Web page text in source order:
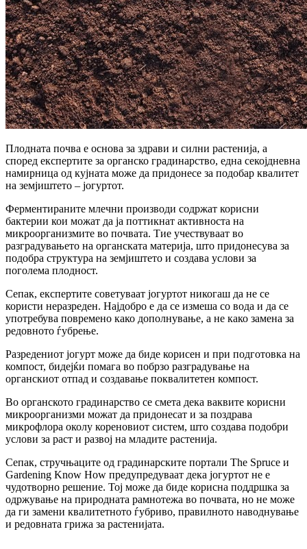
Плодната почва е основа за здрави и силни растенија, а
според експертите за органско градинарство, една секојдневна
намирница од кујната може да придонесе за подобар квалитет
на земјиштето – јогуртот.
Ферментираните млечни производи содржат корисни
бактерии кои можат да ја поттикнат активноста на
микроорганизмите во почвата. Тие учествуваат во
разградувањето на органската материја, што придонесува за
подобра структура на земјиштето и создава услови за
поголема плодност.
Сепак, експертите советуваат јогуртот никогаш да не се
користи неразреден. Најдобро е да се измеша со вода и да се
употребува повремено како дополнување, а не како замена за
редовното ѓубрење.
Разредениот јогурт може да биде корисен и при подготовка на
компост, бидејќи помага во побрзо разградување на
органскиот отпад и создавање поквалитетен компост.
Во органското градинарство се смета дека ваквите корисни
микроорганизми можат да придонесат и за поздрава
микрофлора околу кореновиот систем, што создава подобри
услови за раст и развој на младите растенија.
Сепак, стручњаците од градинарските портали The Spruce и
Gardening Know How предупредуваат дека јогуртот не е
чудотворно решение. Тој може да биде корисна поддршка за
одржување на природната рамнотежа во почвата, но не може
да ги замени квалитетното ѓубриво, правилното наводнување
и редовната грижа за растенијата.